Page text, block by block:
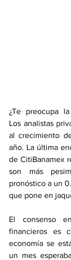
¿Te preocupa
Los analistas
al crecimiento
año. La última
de CitiBanamex
son más
pronóstico a un
que pone en
El consenso
financieros es
economía se
un mes